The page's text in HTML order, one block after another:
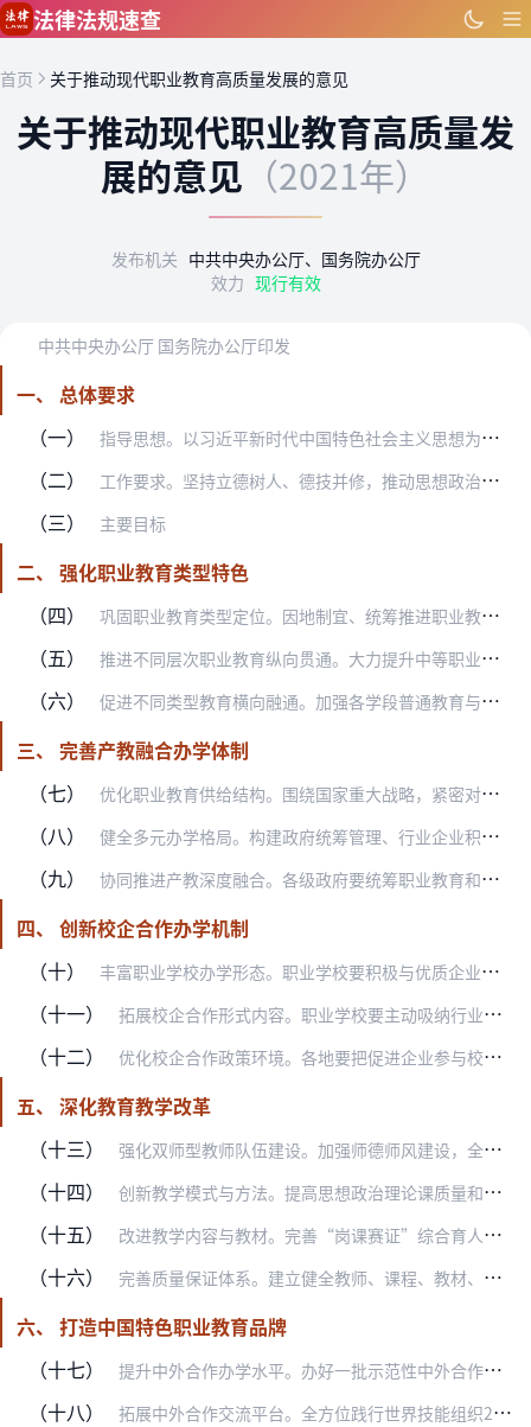
跳到主要内容
法律法规速查
首页 关于推动现代职业教育高质量发展的意见
关于推动现代职业教育高质量发
展的意见 （2021年）
发布机关 中共中央办公厅、国务院办公厅
效力 现行有效
中共中央办公厅 国务院办公厅印发
一、 总体要求
（一）
指导思想。以习近平新时代中国特色社会主义思想为指导，深入贯彻党的十九大和十九届二中、三中、四中、五中全会精神，坚持党的领导，坚持正确办学方向，坚持立德树人，优化…
（二） 工作要求。坚持立德树人、德技并修，推动思想政治教育与技术技能培养融合统一；坚持产教融合、校企合作，推动形成产教良性互动、校企优势互补的发展格局；坚持面向市场、促…
（三） 主要目标
二、 强化职业教育类型特色
（四）
巩固职业教育类型定位。因地制宜、统筹推进职业教育与普通教育协调发展。加快建立“职教高考”制度，完善“文化素质+职业技能”考试招生办法，加强省级统筹，确保公平公正…
（五） 推进不同层次职业教育纵向贯通。大力提升中等职业教育办学质量，优化布局结构，实施中等职业学校办学条件达标工程，采取合并、合作、托管、集团办学等措施，建设一批优秀中…
（六） 促进不同类型教育横向融通。加强各学段普通教育与职业教育渗透融通，在普通中小学实施职业启蒙教育，培养掌握技能的兴趣爱好和职业生涯规划的意识能力。探索发展以专项技能…
三、 完善产教融合办学体制
（七）
优化职业教育供给结构。围绕国家重大战略，紧密对接产业升级和技术变革趋势，优先发展先进制造、新能源、新材料、现代农业、现代信息技术、生物技术、人工智能等产业需要的…
（八） 健全多元办学格局。构建政府统筹管理、行业企业积极举办、社会力量深度参与的多元办学格局。健全国有资产评估、产权流转、权益分配、干部人事管理等制度。鼓励上市公司、行…
（九） 协同推进产教深度融合。各级政府要统筹职业教育和人力资源开发的规模、结构和层次，将产教融合列入经济社会发展规划。以城市为节点、行业为支点、企业为重点，建设一批产教…
四、 创新校企合作办学机制
（十）
丰富职业学校办学形态。职业学校要积极与优质企业开展双边多边技术协作，共建技术技能创新平台、专业化技术转移机构和大学科技园、科技企业孵化器、众创空间，服务地方中小…
（十一） 拓展校企合作形式内容。职业学校要主动吸纳行业龙头企业深度参与职业教育专业规划、课程设置、教材开发、教学设计、教学实施，合作共建新专业、开发新课程、开展订单培养。…
（十二） 优化校企合作政策环境。各地要把促进企业参与校企合作、培养技术技能人才作为产业发展规划、产业激励政策、乡村振兴规划制定的重要内容，对产教融合型企业给予“金融+财政…
五、 深化教育教学改革
（十三）
强化双师型教师队伍建设。加强师德师风建设，全面提升教师素养。完善职业教育教师资格认定制度，在国家教师资格考试中强化专业教学和实践要求。制定双师型教师标准，完善教…
（十四） 创新教学模式与方法。提高思想政治理论课质量和实效，推进习近平新时代中国特色社会主义思想进教材、进课堂、进头脑。举办职业学校思想政治教育课程教师教学能力比赛。普遍…
（十五） 改进教学内容与教材。完善“岗课赛证”综合育人机制，按照生产实际和岗位需求设计开发课程，开发模块化、系统化的实训课程体系，提升学生实践能力。深入实施职业技能等级证…
（十六） 完善质量保证体系。建立健全教师、课程、教材、教学、实习实训、信息化、安全等国家职业教育标准，鼓励地方结合实际出台更高要求的地方标准，支持行业组织、龙头企业参与制…
六、 打造中国特色职业教育品牌
（十七）
提升中外合作办学水平。办好一批示范性中外合作办学机构和项目。加强与国际高水平职业教育机构和组织合作，开展学术研究、标准研制、人员交流。在“留学中国”项目、中国政…
（十八） 拓展中外合作交流平台。全方位践行世界技能组织2025战略，加强与联合国教科文组织等国际和地区组织的合作。鼓励开放大学建设海外学习中心，推进职业教育涉外行业组织建…